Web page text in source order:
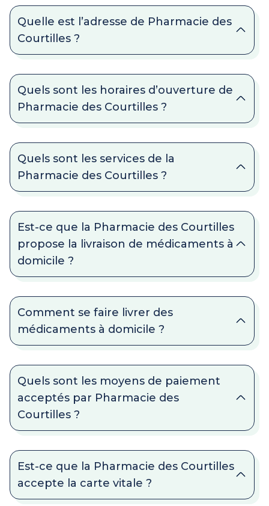
Quelle est l’adresse de Pharmacie des
Courtilles ?
Quels sont les horaires d’ouverture de
Pharmacie des Courtilles ?
Quels sont les services de la
Pharmacie des Courtilles ?
Est-ce que la Pharmacie des Courtilles
propose la livraison de médicaments à
domicile ?
Comment se faire livrer des
médicaments à domicile ?
Quels sont les moyens de paiement
acceptés par Pharmacie des
Courtilles ?
Est-ce que la Pharmacie des Courtilles
accepte la carte vitale ?